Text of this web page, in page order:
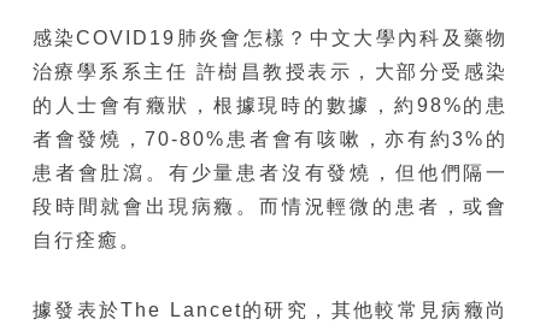
感染COVID19肺炎會怎樣？中文大學內科及藥物
治療學系系主任 許樹昌教授表示，大部分受感染
的人士會有癥狀，根據現時的數據，約98%的患
者會發燒，70-80%患者會有咳嗽，亦有約3%的
患者會肚瀉。有少量患者沒有發燒，但他們隔一
段時間就會出現病癥。而情況輕微的患者，或會
自行痊癒。
據發表於The Lancet的研究，其他較常見病癥尚